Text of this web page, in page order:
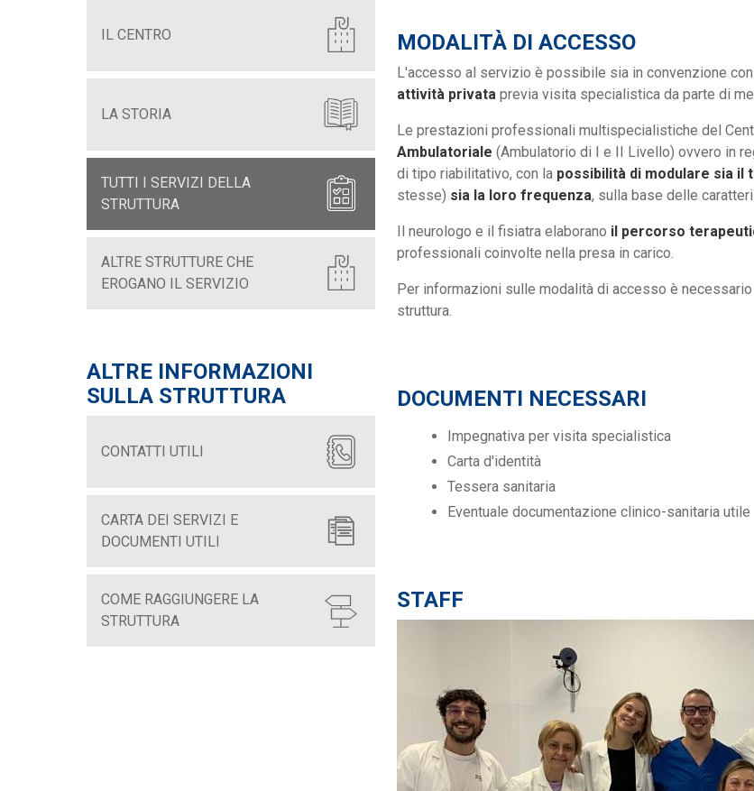
IL CENTRO
LA STORIA
TUTTI I SERVIZI DELLA
STRUTTURA
ALTRE STRUTTURE CHE
EROGANO IL SERVIZIO
ALTRE INFORMAZIONI
SULLA STRUTTURA
CONTATTI UTILI
CARTA DEI SERVIZI E
DOCUMENTI UTILI
COME RAGGIUNGERE LA
STRUTTURA
MODALITÀ DI ACCESSO
L'accesso al servizio è possibile sia in convenzione con
attività privata previa visita specialistica da parte di
Le prestazioni professionali multispecialistiche del
Ambulatoriale (Ambulatorio di I e II Livello) ovvero in
di tipo riabilitativo, con la possibilità di modulare sia il
stesse) sia la loro frequenza, sulla base delle
Il neurologo e il fisiatra elaborano il percorso
professionali coinvolte nella presa in carico.
Per informazioni sulle modalità di accesso è necessario
struttura.
DOCUMENTI NECESSARI
Impegnativa per visita specialistica
Carta d'identità
Tessera sanitaria
Eventuale documentazione clinico-sanitaria utile
STAFF